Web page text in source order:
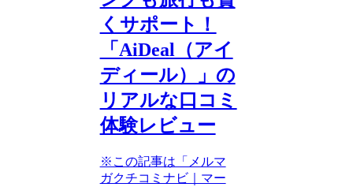
くサポート！
「AiDeal（アイ
ディール）」の
リアルな口コミ
体験レビュー
※この記事は「メルマ
ガクチコミナビ｜マー